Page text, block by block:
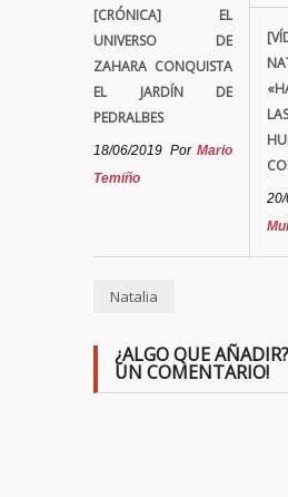
[CRÓNICA] EL
UNIVERSO DE
ZAHARA CONQUISTA
EL JARDÍN DE
PEDRALBES
18/06/2019 Por Mario
Temiño
Natalia
¿ALGO QUE
UN COMENTARIO!